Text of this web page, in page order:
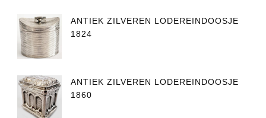
ANTIEK ZILVEREN LODEREINDOOSJE
1824
ANTIEK ZILVEREN LODEREINDOOSJE
1860